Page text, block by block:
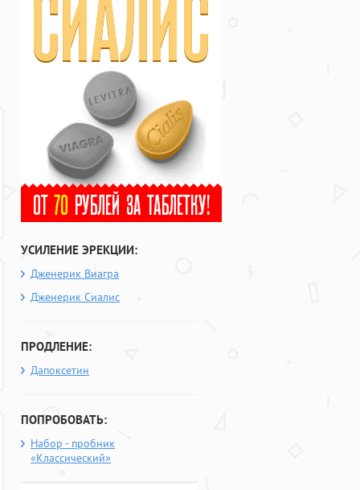
УСИЛЕНИЕ ЭРЕКЦИИ:
Дженерик Виагра
Дженерик Сиалис
ПРОДЛЕНИЕ:
Дапоксетин
ПОПРОБОВАТЬ:
Набор - пробник
«Классический»